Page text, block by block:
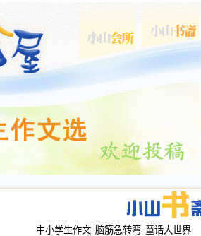
中小学生作文 脑筋急转弯 童话大世界